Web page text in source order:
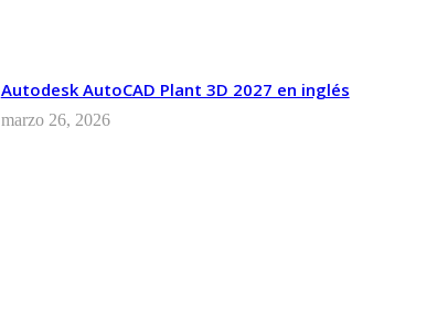
Autodesk AutoCAD Plant 3D 2027 en inglés
marzo 26, 2026